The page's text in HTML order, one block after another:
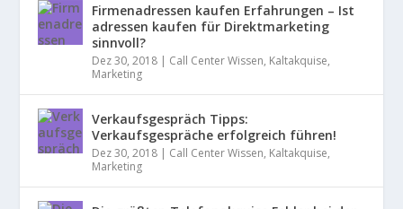
Firmenadressen kaufen Erfahrungen – Ist
adressen kaufen für Direktmarketing
sinnvoll?
Dez 30, 2018 | Call Center Wissen, Kaltakquise,
Marketing
Verkaufsgespräch Tipps:
Verkaufsgespräche erfolgreich führen!
Dez 30, 2018 | Call Center Wissen, Kaltakquise,
Marketing